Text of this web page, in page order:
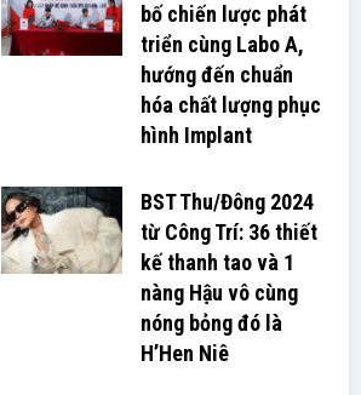
bố chiến lược phát
triển cùng Labo A,
hướng đến chuẩn
hóa chất lượng phục
hình Implant
BST Thu/Đông 2024
từ Công Trí: 36 thiết
kế thanh tao và 1
nàng Hậu vô cùng
nóng bỏng đó là
H’H­­­­en Niê